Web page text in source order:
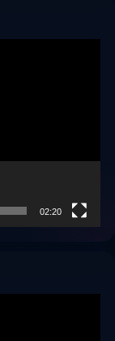
02:20